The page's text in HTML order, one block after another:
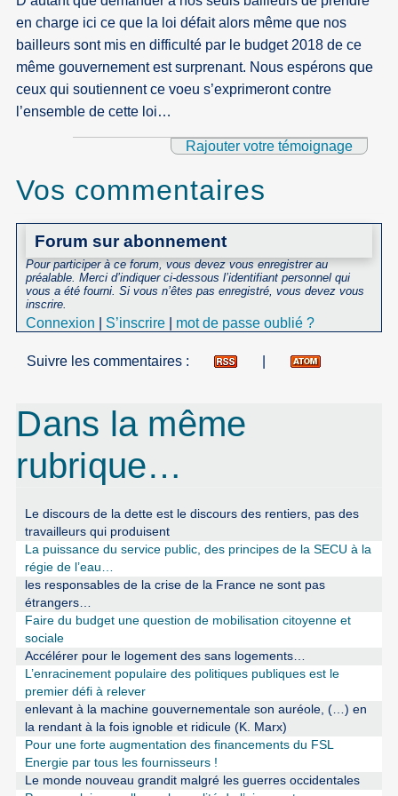
en charge ici ce que la loi défait alors même que nos
bailleurs sont mis en difficulté par le budget 2018 de ce
même gouvernement est surprenant. Nous espérons que
ceux qui soutiennent ce voeu s’exprimeront contre
l’ensemble de cette loi…
Rajouter votre témoignage
Vos commentaires
Forum sur abonnement
Pour participer à ce forum, vous devez vous enregistrer au
préalable. Merci d’indiquer ci-dessous l’identifiant personnel qui
vous a été fourni. Si vous n’êtes pas enregistré, vous devez vous
inscrire.
Connexion S’inscrire mot de passe oublié ?
Suivre les commentaires :
Dans la même
rubrique…
Le discours de la dette est le discours des rentiers, pas des
travailleurs qui produisent
La puissance du service public, des principes de la SECU à la
régie de l’eau…
les responsables de la crise de la France ne sont pas
étrangers…
Faire du budget une question de mobilisation citoyenne et
sociale
Accélérer pour le logement des sans logements…
L’enracinement populaire des politiques publiques est le
premier défi à relever
enlevant à la machine gouvernementale son auréole, (…) en
la rendant à la fois ignoble et ridicule (K. Marx)
Pour une forte augmentation des financements du FSL
Energie par tous les fournisseurs !
Le monde nouveau grandit malgré les guerres occidentales